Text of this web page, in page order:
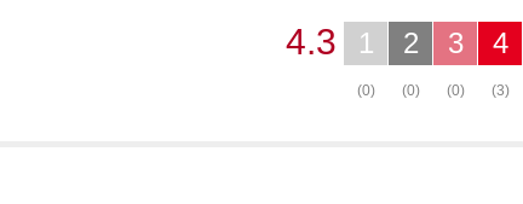
4
(3)
3
(0)
2
(0)
1
(0)
4.3